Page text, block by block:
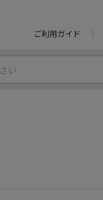
ご利用ガイド